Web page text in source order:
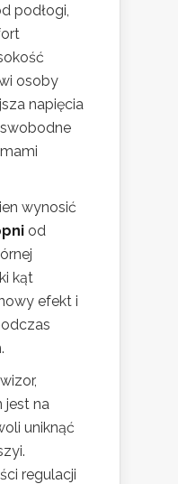
podłogi,
osoby
napięcia
wynosić
od
kąt
efekt i
jest na
uniknąć
regulacji